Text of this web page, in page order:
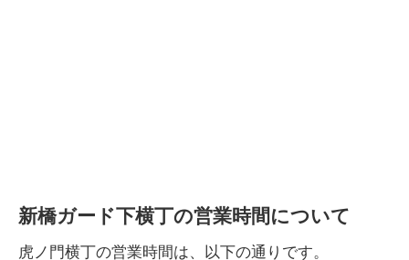
新橋ガード下横丁の営業時間について
虎ノ門横丁の営業時間は、以下の通りです。